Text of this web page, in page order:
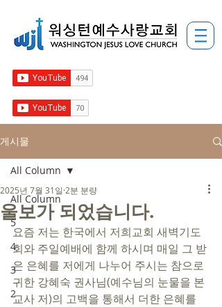
게시물
All Column
5
4
3
2
All Column
울보가 되었습니다.
2025년 7월 31일 2분 분량
요즘 저는 한국에서 저희교회 새벽기도
회와 주일예배에 함께 하시며 매일 그 받
은 은혜를 저에게 나누어 주시는 참으로
귀한 강혜숙 권사님(예수님의 눈물을 본
교사 저)의 고백을 통해서 더한 은혜를